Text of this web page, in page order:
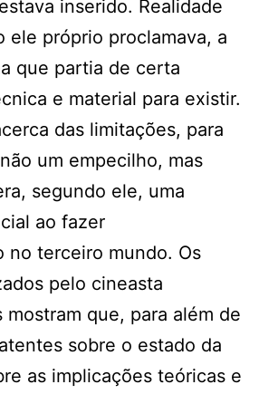
inserido. Realidade
ele próprio proclamava, a
que partia de certa
e material para existir.
das limitações, para
um empecilho, mas
segundo ele, uma
ao fazer
no terceiro mundo. Os
pelo cineasta
mostram que, para além de
sobre o estado da
as implicações teóricas e